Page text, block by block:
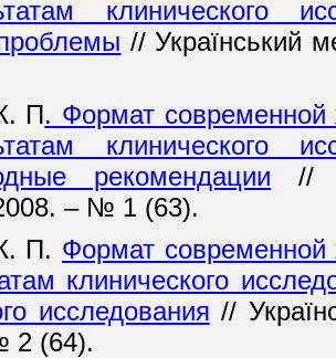
клинического
// Український
П. Формат современной
клинического
рекомендации //
– № 1 (63).
П. Формат современной
клинического
исследования // Укра
2 (64).